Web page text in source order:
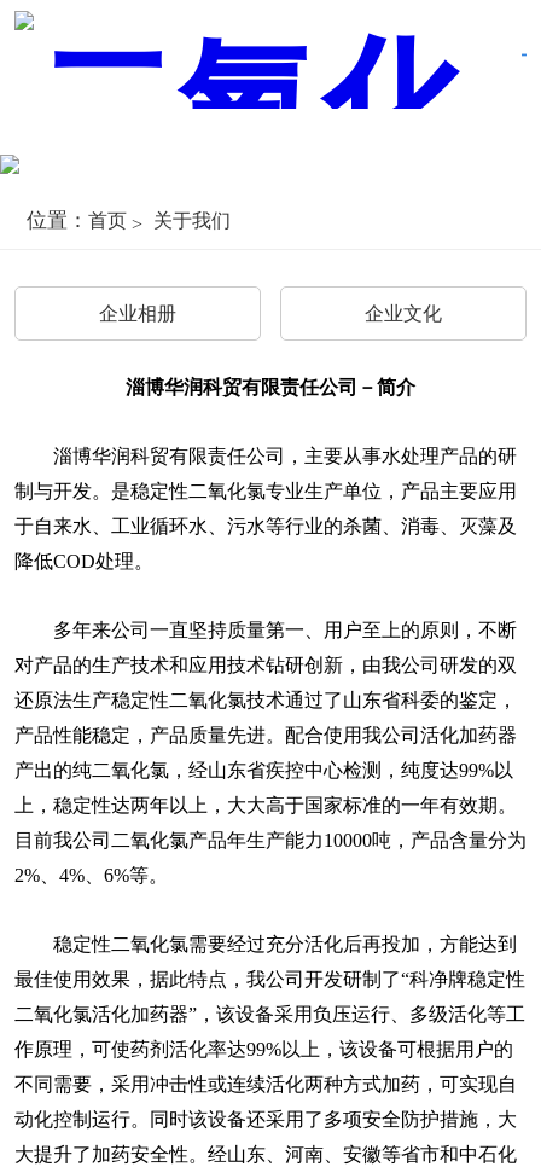
位置： 首页 关于我们
企业相册 企业文化
淄博华润科贸有限责任公司－简介
淄博华润科贸有限责任公司，主要从事水处理产品的研
制与开发。是稳定性二氧化氯专业生产单位，产品主要应用
于自来水、工业循环水、污水等行业的杀菌、消毒、灭藻及
降低COD处理。
多年来公司一直坚持质量第一、用户至上的原则，不断
对产品的生产技术和应用技术钻研创新，由我公司研发的双
还原法生产稳定性二氧化氯技术通过了山东省科委的鉴定，
产品性能稳定，产品质量先进。配合使用我公司活化加药器
产出的纯二氧化氯，经山东省疾控中心检测，纯度达99%以
上，稳定性达两年以上，大大高于国家标准的一年有效期。
目前我公司二氧化氯产品年生产能力10000吨，产品含量分为
2%、4%、6%等。
稳定性二氧化氯需要经过充分活化后再投加，方能达到
最佳使用效果，据此特点，我公司开发研制了“科净牌稳定性
二氧化氯活化加药器”，该设备采用负压运行、多级活化等工
作原理，可使药剂活化率达99%以上，该设备可根据用户的
不同需要，采用冲击性或连续活化两种方式加药，可实现自
动化控制运行。同时该设备还采用了多项安全防护措施，大
大提升了加药安全性。经山东、河南、安徽等省市和中石化